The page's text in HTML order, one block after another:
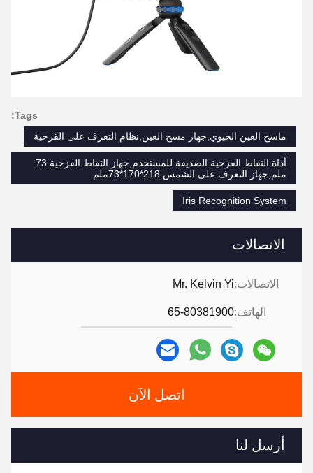
الاتصالات
الاتصالات:Mr. Kelvin Yi
الهاتف:65-80381900
اتصل الآن
أرسل لنا
Tags:
ماسح العين الحيوي,جهاز مسح العين,نظام التعرف على القزحية
أداة التقاط القزحية الصديقة للمستخدم,جهاز التقاط القزحية 73
ملم,جهاز التعرف على الشمس 218*170*73ملم
Iris Recognition System